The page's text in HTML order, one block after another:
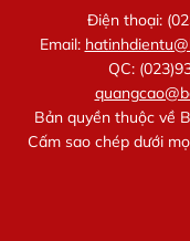
Điện thoại:
Email:
QC:
Bản quyền thuộc về
Cấm sao chép dưới